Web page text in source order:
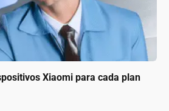
Xiaomi para cada plan